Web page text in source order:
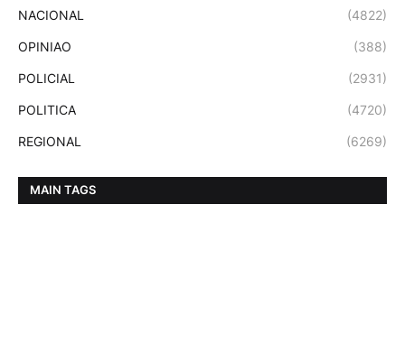
NACIONAL (4822)
OPINIAO (388)
POLICIAL (2931)
POLITICA (4720)
REGIONAL (6269)
MAIN TAGS